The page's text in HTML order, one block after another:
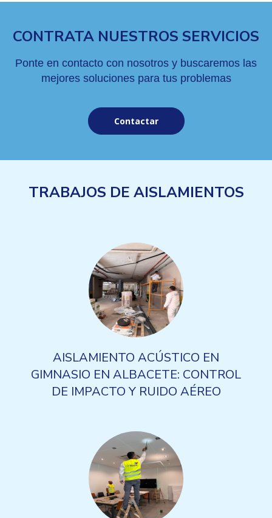
CONTRATA NUESTROS SERVICIOS
Ponte en contacto con nosotros y buscaremos las
mejores soluciones para tus problemas
Contactar
TRABAJOS DE AISLAMIENTOS
AISLAMIENTO ACÚSTICO EN
GIMNASIO EN ALBACETE: CONTROL
DE IMPACTO Y RUIDO AÉREO